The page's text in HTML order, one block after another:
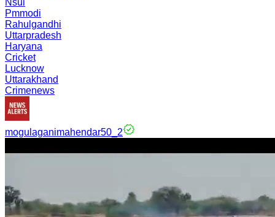
Nsui
Pmmodi
Rahulgandhi
Uttarpradesh
Haryana
Cricket
Lucknow
Uttarakhand
Crimenews
mogulaganimahendar50_2